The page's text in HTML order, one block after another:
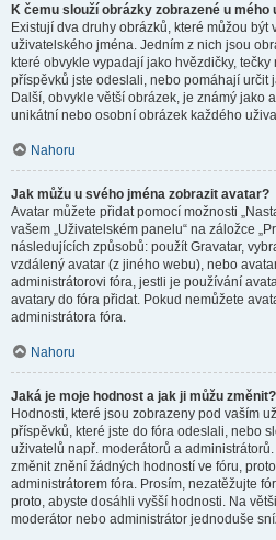
K čemu slouží obrázky zobrazené u
Existují dva druhy obrázků, které můžou být
uživatelského jména. Jedním z nich jsou
které obvykle vypadají jako hvězdičky,
příspěvků jste odeslali, nebo pomáhají určit
Další, obvykle větší obrázek, je známý jako
unikátní nebo osobní obrázek každého
Nahoru
Jak můžu u svého jména zobrazit avatar?
Avatar můžete přidat pomocí možnosti
vašem „Uživatelském panelu“ na záložce
následujících způsobů: použít Gravatar,
vzdálený avatar (z jiného webu), nebo
administrátorovi fóra, jestli je používání
avatary do fóra přidat. Pokud nemůžete
administrátora fóra.
Nahoru
Jaká je moje hodnost a jak ji můžu změnit?
Hodnosti, které jsou zobrazeny pod vaším
příspěvků, které jste do fóra odeslali, nebo
uživatelů např. moderátorů a
změnit znění žádných hodností ve fóru,
administrátorem fóra. Prosím, nezatěžujte
proto, abyste dosáhli vyšší hodnosti. Na
moderátor nebo administrátor jednoduše